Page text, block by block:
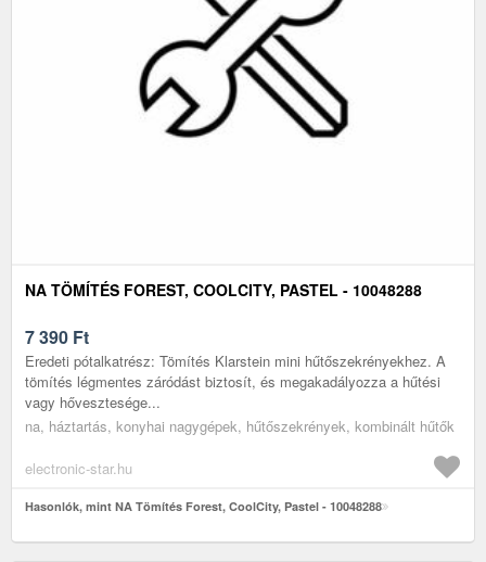
NA TÖMÍTÉS FOREST, COOLCITY, PASTEL - 10048288
7 390 Ft
Eredeti pótalkatrész: Tömítés Klarstein mini hűtőszekrényekhez. A
tömítés légmentes záródást biztosít, és megakadályozza a hűtési
vagy hővesztesége...
na, háztartás, konyhai nagygépek, hűtőszekrények, kombinált hűtők
electronic-star.hu
Hasonlók, mint NA Tömítés Forest, CoolCity, Pastel - 10048288